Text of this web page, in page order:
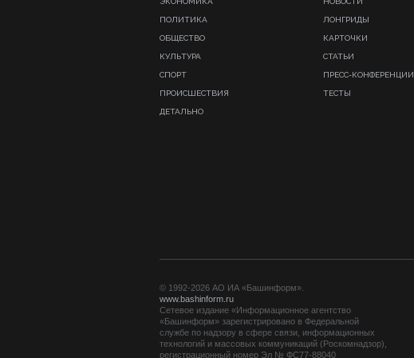
ПОЛИТИКА
ОБЩЕСТВО
КУЛЬТУРА
СПОРТ
ПРОИСШЕСТВИЯ
ДЕТАЛЬНО
ЛОНГРИДЫ
КАРТОЧКИ
СТАТЬИ
ПРЕСС-КОНФЕРЕНЦИИ
ТЕСТЫ
© 1992-2026 АО ИА «Башинформ».
www.bashinform.ru
Сетевое издание «Информационное агентство
«Башинформ» зарегистрировано в Федеральной
службе по надзору в сфере связи, информационных
технологий и массовых коммуникаций (Роскомнадзор),
регистрационный номер Эл № ФС77-88040